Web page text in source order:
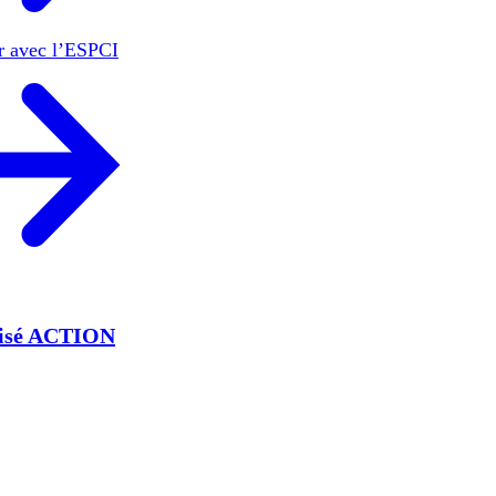
avec l’ESPCI
ACTION